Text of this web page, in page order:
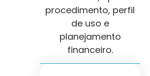
procedimento, perfil
de uso e
planejamento
financeiro.